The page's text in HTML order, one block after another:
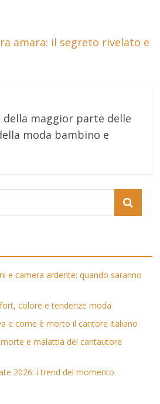
amara: il segreto rivelato e
della maggior parte delle
moda bambino e
e camera ardente: quando saranno
colore e tendenze moda
e come è morto il cantore italiano
e malattia del cantautore
2026: i trend del momento